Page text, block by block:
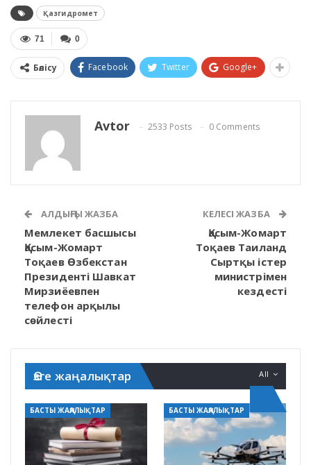
Қазгидромет
0
71
Бөлісу Facebook Twitter Google+
Avtor 2533 Posts 0 Comments
АЛДЫҢҒЫ ЖАЗБА
Мемлекет басшысы
Қасым-Жомарт
Тоқаев Өзбекстан
Президенті Шавкат
Мирзиёевпен
телефон арқылы
сөйлесті
КЕЛЕСІ ЖАЗБА
Қасым-Жомарт
Тоқаев Таиланд
Сыртқы істер
министрімен
кездесті
All
Өзге жаңалықтар
БАСТЫ ЖАҢАЛЫҚТАР БАСТЫ ЖАҢАЛЫҚТАР